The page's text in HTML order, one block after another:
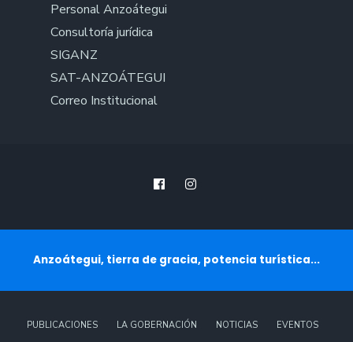
Personal Anzoátegui
Consultoría jurídica
SIGANZ
SAT-ANZOÁTEGUI
Correo Institucional
Anzoátegui, tierra de gracia, potencia turística...
PUBLICACIONES LA GOBERNACIÓN NOTICIAS EVENTOS